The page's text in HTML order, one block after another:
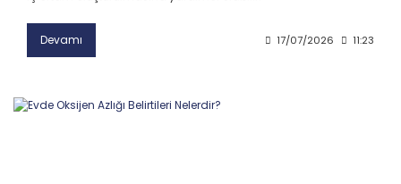
Devamı 17/07/2026 11:23